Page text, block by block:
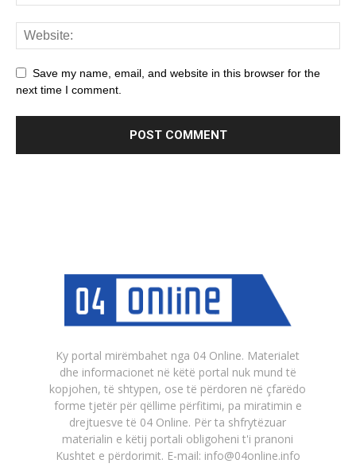
Save my name, email, and website in this browser for the
next time I comment.
Ky portal mirëmbahet nga 04 Online. Materialet
dhe informacionet në këtë portal nuk mund të
kopjohen, të shtypen, ose të përdoren në çfarëdo
forme tjetër për qëllime përfitimi, pa miratimin e
drejtuesve të 04 Online. Për ta shfrytëzuar
materialin e këtij portali obligoheni t'i pranoni
Kushtet e përdorimit. E-mail: info@04online.info